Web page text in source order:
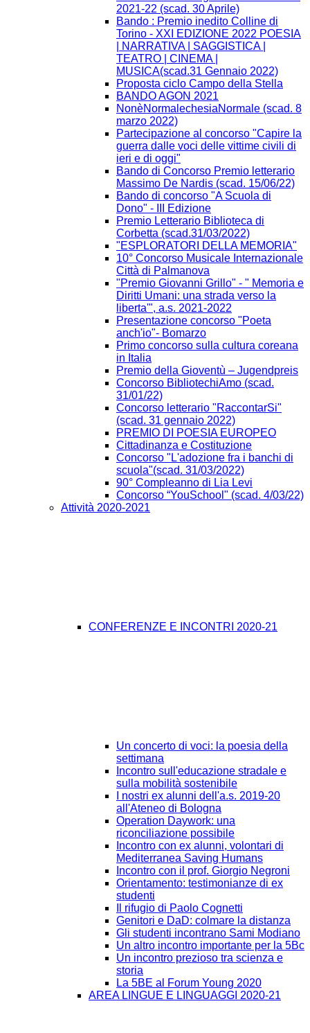
2021-22 (scad. 30 Aprile)
Bando : Premio inedito Colline di
Torino - XXI EDIZIONE 2022 POESIA
| NARRATIVA | SAGGISTICA |
TEATRO | CINEMA |
MUSICA(scad.31 Gennaio 2022)
Proposta ciclo Campo della Stella
BANDO AGON 2021
NonèNormalechesiaNormale (scad. 8
marzo 2022)
Partecipazione al concorso "Capire la
guerra dalle voci delle vittime civili di
ieri e di oggi"
Bando di Concorso Premio letterario
Massimo De Nardis (scad. 15/06/22)
Bando di concorso "A Scuola di
Dono" - III Edizione​
Premio Letterario Biblioteca di
Corbetta (scad.31/03/2022)
"ESPLORATORI DELLA MEMORIA"
10° Concorso Musicale Internazionale
Città di Palmanova
"Premio Giovanni Grillo" - " Memoria e
Diritti Umani: una strada verso la
liberta'", a.s. 2021-2022
Presentazione concorso "Poeta
anch'io"- Bomarzo
Primo concorso sulla cultura coreana
in Italia
Premio della Gioventù – Jugendpreis
Concorso BibliotechiAmo (scad.
31/01/22)
Concorso letterario "RaccontarSi"
(scad. 31 gennaio 2022)
PREMIO DI POESIA EUROPEO
Cittadinanza e Costituzione
Concorso "L'adozione fra i banchi di
scuola"(scad. 31/03/2022)
90° Compleanno di Lia Levi
Concorso “YouSchool" (scad. 4/03/22)
Attività 2020-2021
CONFERENZE E INCONTRI 2020-21
Un concerto di voci: la poesia della
settimana
Incontro sull'educazione stradale e
sulla mobilità sostenibile
I nostri ex alunni dell'a.s. 2019-20
all'Ateneo di Bologna
Operation Daywork: una
riconciliazione possibile
Incontro con ex alunni, volontari di
Mediterranea Saving Humans
Incontro con il prof. Giorgio Negroni
Orientamento: testimonianze di ex
studenti
Il rifugio di Paolo Cognetti
Genitori e DaD: colmare la distanza
Gli studenti incontrano Sami Modiano
Un altro incontro importante per la 5Bc
Un incontro prezioso tra scienza e
storia
La 5BE al Forum Young 2020
AREA LINGUE E LINGUAGGI 2020-21